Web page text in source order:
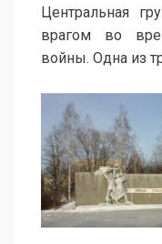
Центральная
врагом во
войны. Одна из